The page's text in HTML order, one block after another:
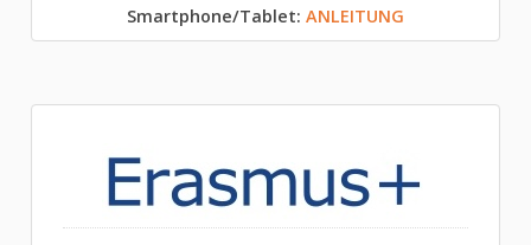
Smartphone/Tablet: ANLEITUNG